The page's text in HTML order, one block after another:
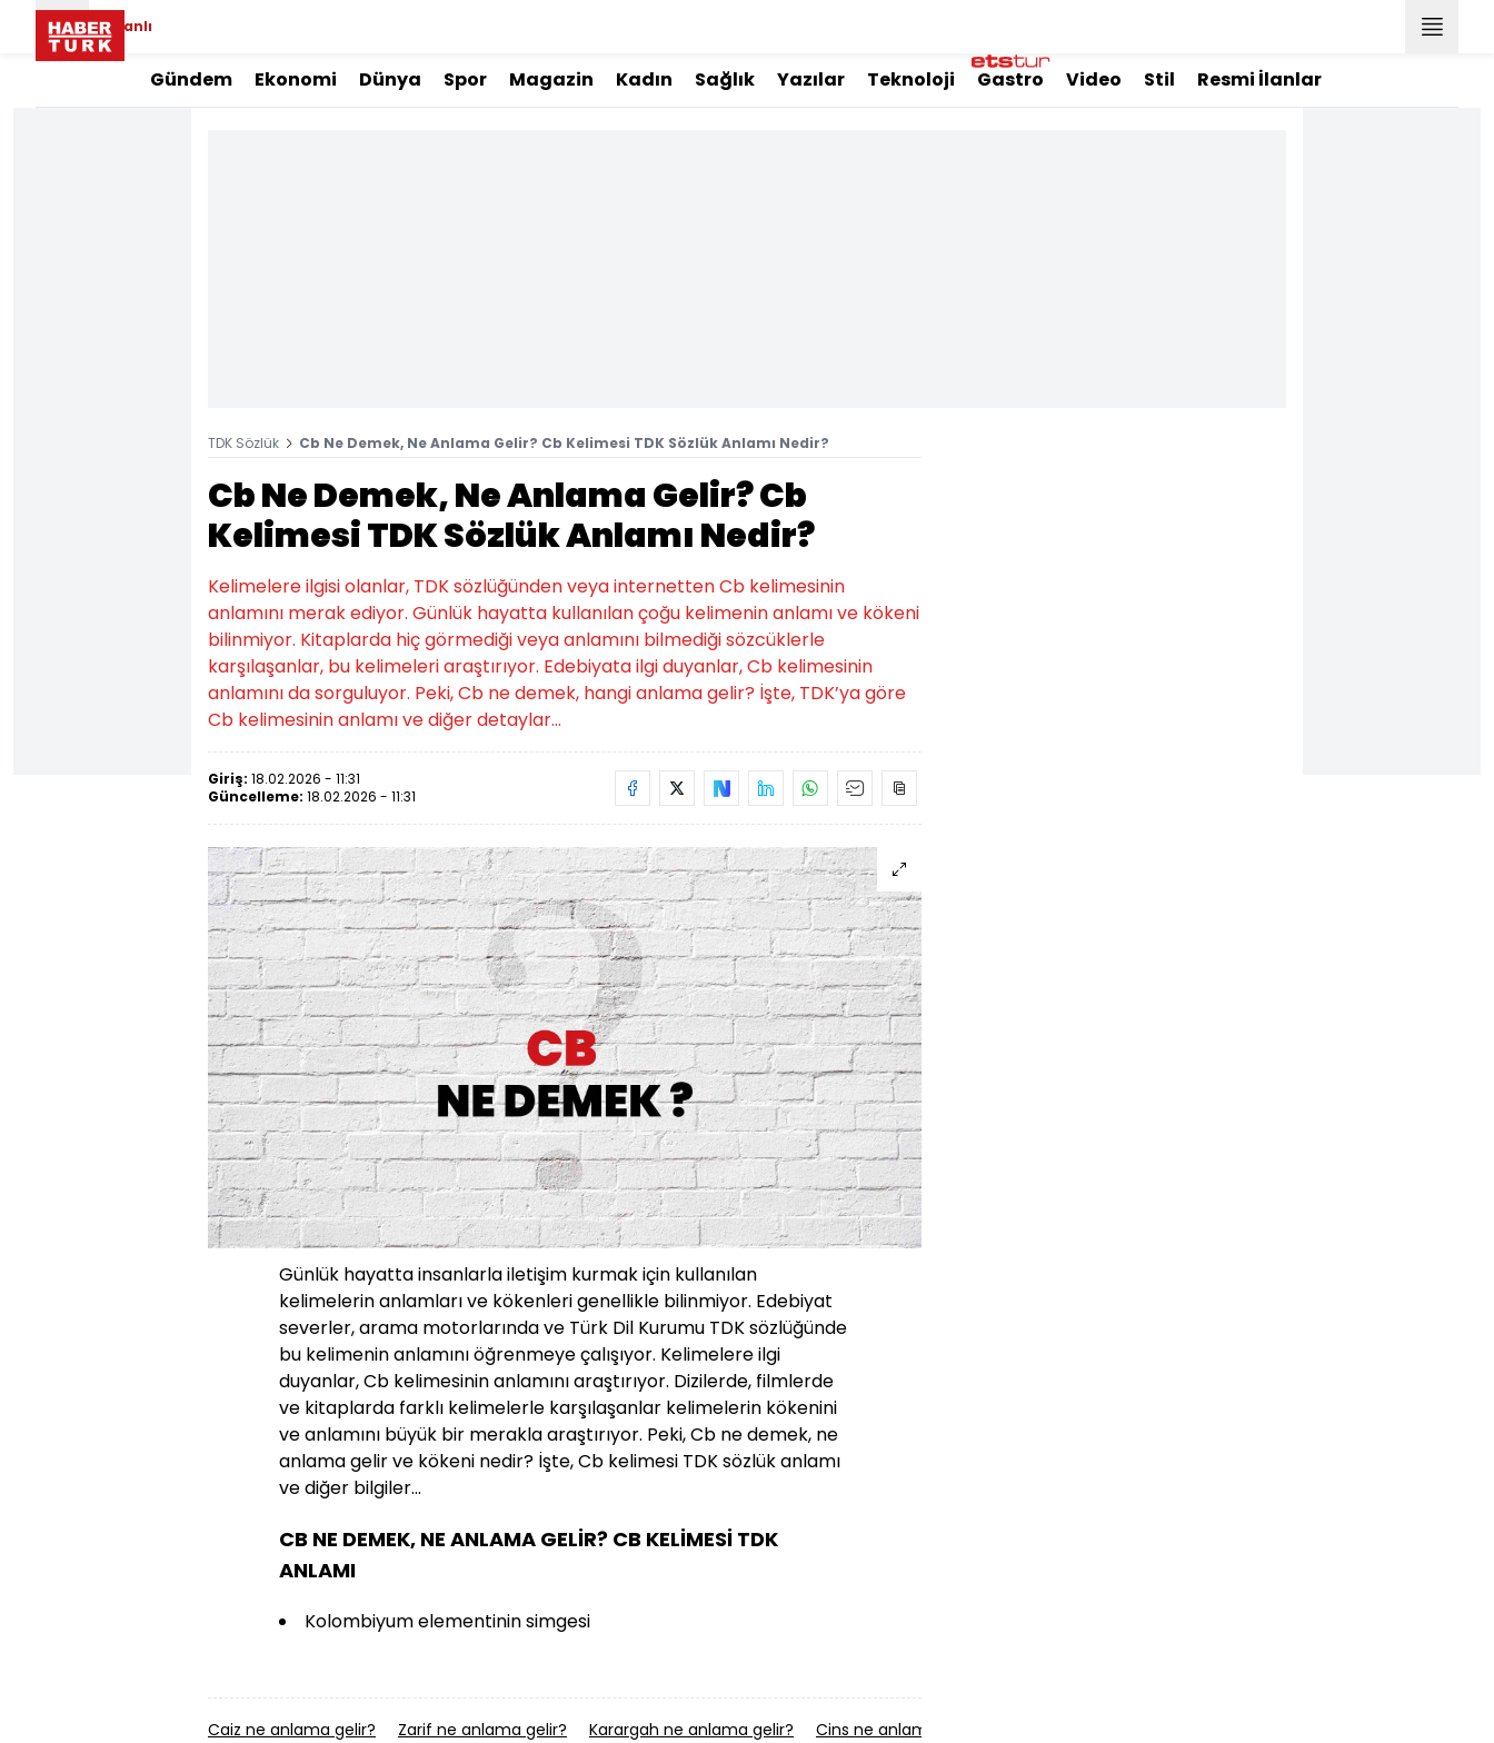
Canlı
Gündem Ekonomi Dünya Spor Magazin Kadın Sağlık Yazılar Teknoloji Gastro Video Stil Resmi İlanlar
TDK Sözlük Cb Ne Demek, Ne Anlama Gelir? Cb Kelimesi TDK Sözlük Anlamı Nedir?
Cb Ne Demek, Ne Anlama Gelir? Cb
Kelimesi TDK Sözlük Anlamı Nedir?
Kelimelere ilgisi olanlar, TDK sözlüğünden veya internetten Cb kelimesinin
anlamını merak ediyor. Günlük hayatta kullanılan çoğu kelimenin anlamı ve kökeni
bilinmiyor. Kitaplarda hiç görmediği veya anlamını bilmediği sözcüklerle
karşılaşanlar, bu kelimeleri araştırıyor. Edebiyata ilgi duyanlar, Cb kelimesinin
anlamını da sorguluyor. Peki, Cb ne demek, hangi anlama gelir? İşte, TDK’ya göre
Cb kelimesinin anlamı ve diğer detaylar...
Giriş: 18.02.2026 - 11:31
Güncelleme: 18.02.2026 - 11:31
Günlük hayatta insanlarla iletişim kurmak için kullanılan
kelimelerin anlamları ve kökenleri genellikle bilinmiyor. Edebiyat
severler, arama motorlarında ve Türk Dil Kurumu TDK sözlüğünde
bu kelimenin anlamını öğrenmeye çalışıyor. Kelimelere ilgi
duyanlar, Cb kelimesinin anlamını araştırıyor. Dizilerde, filmlerde
ve kitaplarda farklı kelimelerle karşılaşanlar kelimelerin kökenini
ve anlamını büyük bir merakla araştırıyor. Peki, Cb ne demek, ne
anlama gelir ve kökeni nedir? İşte, Cb kelimesi TDK sözlük anlamı
ve diğer bilgiler...
CB NE DEMEK, NE ANLAMA GELİR? CB KELİMESİ TDK
ANLAMI
Kolombiyum elementinin simgesi
Caiz ne anlama gelir? Zarif ne anlama gelir? Karargah ne anlama gelir? Cins ne anlama gelir?